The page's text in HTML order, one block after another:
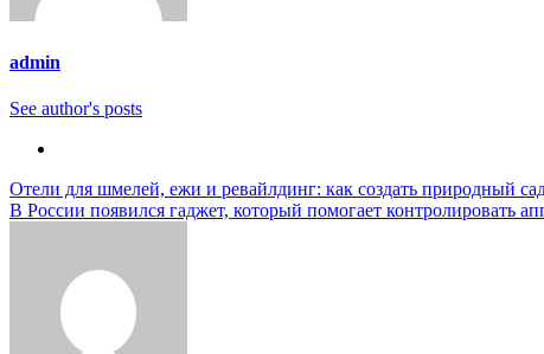
admin
See author's posts
Навигация
по
Отели для шмелей, ежи и ревайлдинг: как создать природный
В России появился гаджет, который помогает контролировать